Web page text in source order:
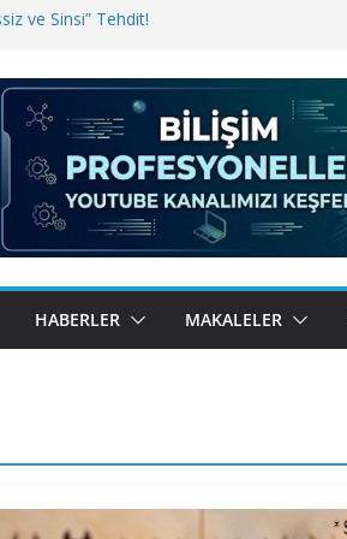
ve Sinsi” Tehdit!
Bugün BulutTahsilat’ta
Kemal Oral Tüm Sorularımızı
HABERLER MAKALELER